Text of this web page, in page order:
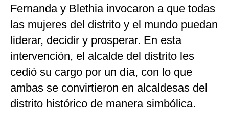
Fernanda y Blethia invocaron a que todas
las mujeres del distrito y el mundo puedan
liderar, decidir y prosperar. En esta
intervención, el alcalde del distrito les
cedió su cargo por un día, con lo que
ambas se convirtieron en alcaldesas del
distrito histórico de manera simbólica.